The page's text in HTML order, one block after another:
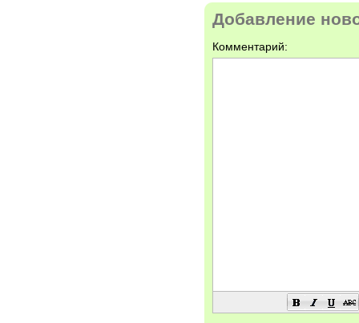
Добавление
Комментарий: